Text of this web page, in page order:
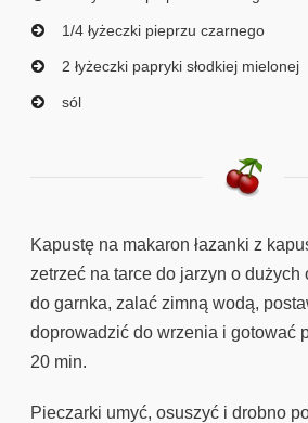
1/4 łyżeczki pieprzu czarnego
2 łyżeczki papryki słodkiej mielonej
sól
Kapustę na makaron łazanki z
zetrzeć na tarce do jarzyn o dużych
do garnka, zalać zimną wodą,
doprowadzić do wrzenia i gotować
20 min.
Pieczarki umyć, osuszyć i drobno